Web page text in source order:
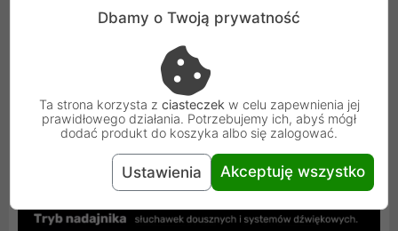
Jedną z największych zalet adaptera UNITEK jest
Dzięki wbudowanemu koderowi o niskim opóźnieniu,
użytkownicy mogą cieszyć się wysoką jakością dźwięku
bez irytujących przerw i opóźnień. Jest to szczególnie
ważne podczas oglądania filmów, gdzie idealna
synchronizacja obrazu i dźwięku odgrywa kluczową rolę.
Dbamy o Twoją prywatność
Ta strona korzysta z ciasteczek w celu zapewnienia jej
prawidłowego działania. Potrzebujemy ich, abyś mógł
dodać produkt do koszyka albo się zalogować.
Ustawienia Akceptuję wszystko